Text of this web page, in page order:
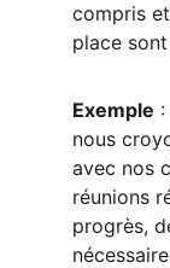
compris
place
Exemple
nous
avec nos
réunions
progrès,